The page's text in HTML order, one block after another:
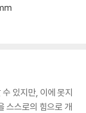
있지만, 이에 못지
스스로의 힘으로 개